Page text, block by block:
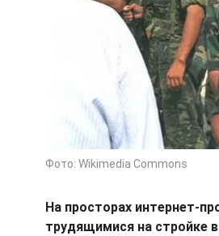
Фото: Wikimedia Commons
На просторах интернет-
трудящимися на стройке